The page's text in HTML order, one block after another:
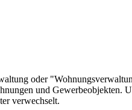
oder
und
verwechselt.